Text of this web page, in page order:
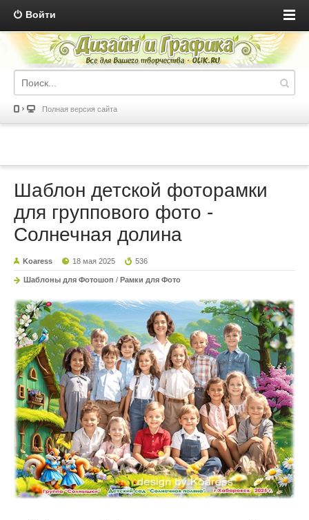
Войти
Полная версия сайта
Шаблон детской фоторамки
для группового фото -
Солнечная долина
Koaress 18 мая 2025 536
Шаблоны для Фотошоп / Рамки для Фото